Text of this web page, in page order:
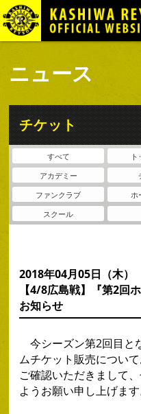
ニュース
チケット
すべて
アカデミー
ファンクラブ
ホ
スクール
2018年04月05日（木）
【4/8広島戦】『第2回
お知らせ
今シーズン第2回目と
ムチケット販売につい
ご確認いただきまして
ようお願い申し上げます
TOP
ニュース
トップチ
アカデミ
ファンゾ
クラブ